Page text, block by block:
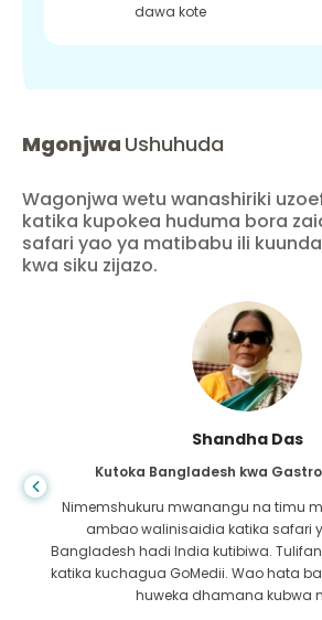
dawa kote
Mgonjwa Ushuhuda
Wagonjwa wetu wanashiriki
katika kupokea huduma bora
safari yao ya matibabu ili
kwa siku zijazo.
Shandha Das
Kutoka Bangladesh kwa
Nimemshukuru mwanangu na timu
ambao walinisaidia katika safari
Bangladesh hadi India kutibiwa.
katika kuchagua GoMedii. Wao hata
huweka dhamana kubwa